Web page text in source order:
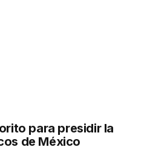
para presidir la
de México